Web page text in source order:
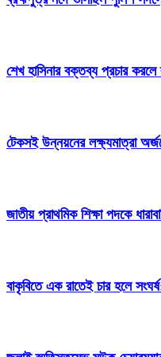
শেখ হাসিনার বক্তব্য প্রচার করলে
টেকসই উন্নয়নের লক্ষ্যমাত্রা
জাতীয় প্রাথমিক শিক্ষা পদকে
বাকৃবিতে এক রাতেই চার হলে